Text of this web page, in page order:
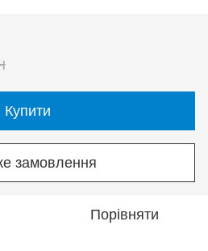
Купити
замовлення
Порівняти